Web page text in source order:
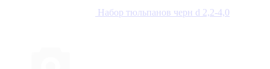
Набор тюльпанов черн d 2,2-4,0